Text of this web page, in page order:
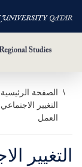
تخطي
المحتوى
الرئيسي
الصفحة الرئيسية
التغيير
العمل
التغيير